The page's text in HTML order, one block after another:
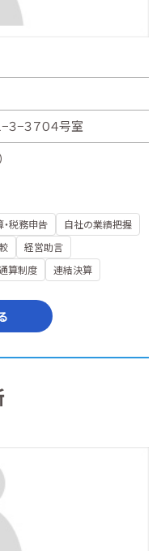
−３７０４号室
・税務申告
自社の業績把握
経営助言
算制度 連結決算